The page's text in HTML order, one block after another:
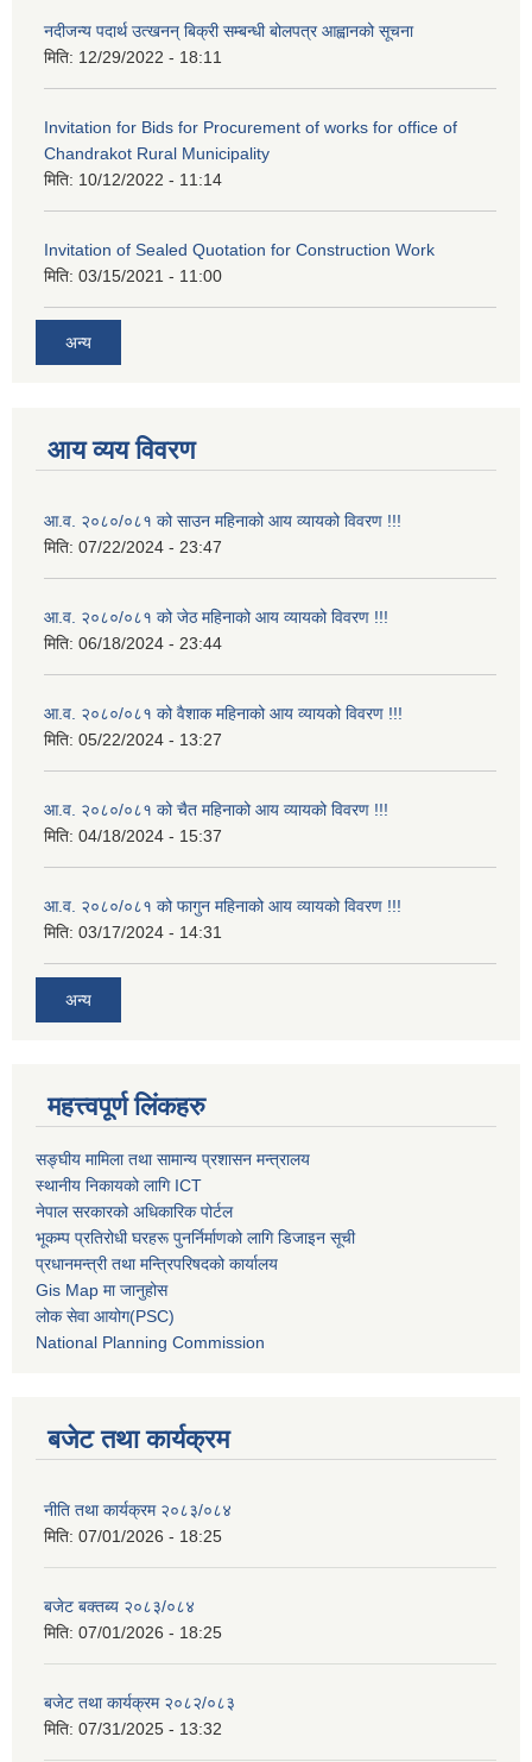
नदीजन्य पदार्थ उत्खनन् बिक्री सम्बन्धी बोलपत्र आह्वानको सूचना
मिति: 12/29/2022 - 18:11
Invitation for Bids for Procurement of works for office of
Chandrakot Rural Municipality
मिति: 10/12/2022 - 11:14
Invitation of Sealed Quotation for Construction Work
मिति: 03/15/2021 - 11:00
अन्य
आय व्यय विवरण
आ.व. २०८०/०८१ को साउन महिनाको आय व्यायको विवरण !!!
मिति: 07/22/2024 - 23:47
आ.व. २०८०/०८१ को जेठ महिनाको आय व्यायको विवरण !!!
मिति: 06/18/2024 - 23:44
आ.व. २०८०/०८१ को वैशाक महिनाको आय व्यायको विवरण !!!
मिति: 05/22/2024 - 13:27
आ.व. २०८०/०८१ को चैत महिनाको आय व्यायको विवरण !!!
मिति: 04/18/2024 - 15:37
आ.व. २०८०/०८१ को फागुन महिनाको आय व्यायको विवरण !!!
मिति: 03/17/2024 - 14:31
अन्य
महत्त्वपूर्ण लिंकहरु
सङ्घीय मामिला तथा सामान्य प्रशासन मन्त्रालय
स्थानीय निकायको लागि ICT
नेपाल सरकारको अधिकारिक पोर्टल
भूकम्प प्रतिरोधी घरहरू पुनर्निर्माणको लागि डिजाइन सूची
प्रधानमन्त्री तथा मन्त्रिपरिषदको कार्यालय
Gis Map मा जानुहोस
लोक सेवा आयोग(PSC)
National Planning Commission
बजेट तथा कार्यक्रम
नीति तथा कार्यक्रम २०८३/०८४
मिति: 07/01/2026 - 18:25
बजेट बक्तब्य २०८३/०८४
मिति: 07/01/2026 - 18:25
बजेट तथा कार्यक्रम २०८२/०८३
मिति: 07/31/2025 - 13:32